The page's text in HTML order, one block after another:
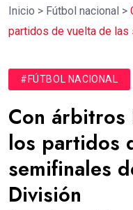
Inicio > Fútbol nacional >
partidos de vuelta de
#FÚTBOL NACIONAL
Con árbitros
los partidos
semifinales
División